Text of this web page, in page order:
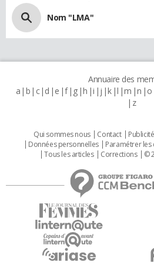
Nom "LMA"
Annuaire des
a b c d e f g h i j k l m n o
z
Qui sommes nous Contact Publicité
Données personnelles
Paramétrer les
Tous les articles
Corrections ©